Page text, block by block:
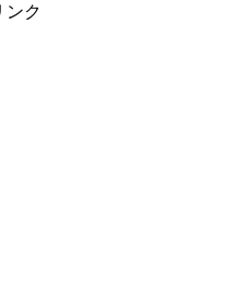
ンク